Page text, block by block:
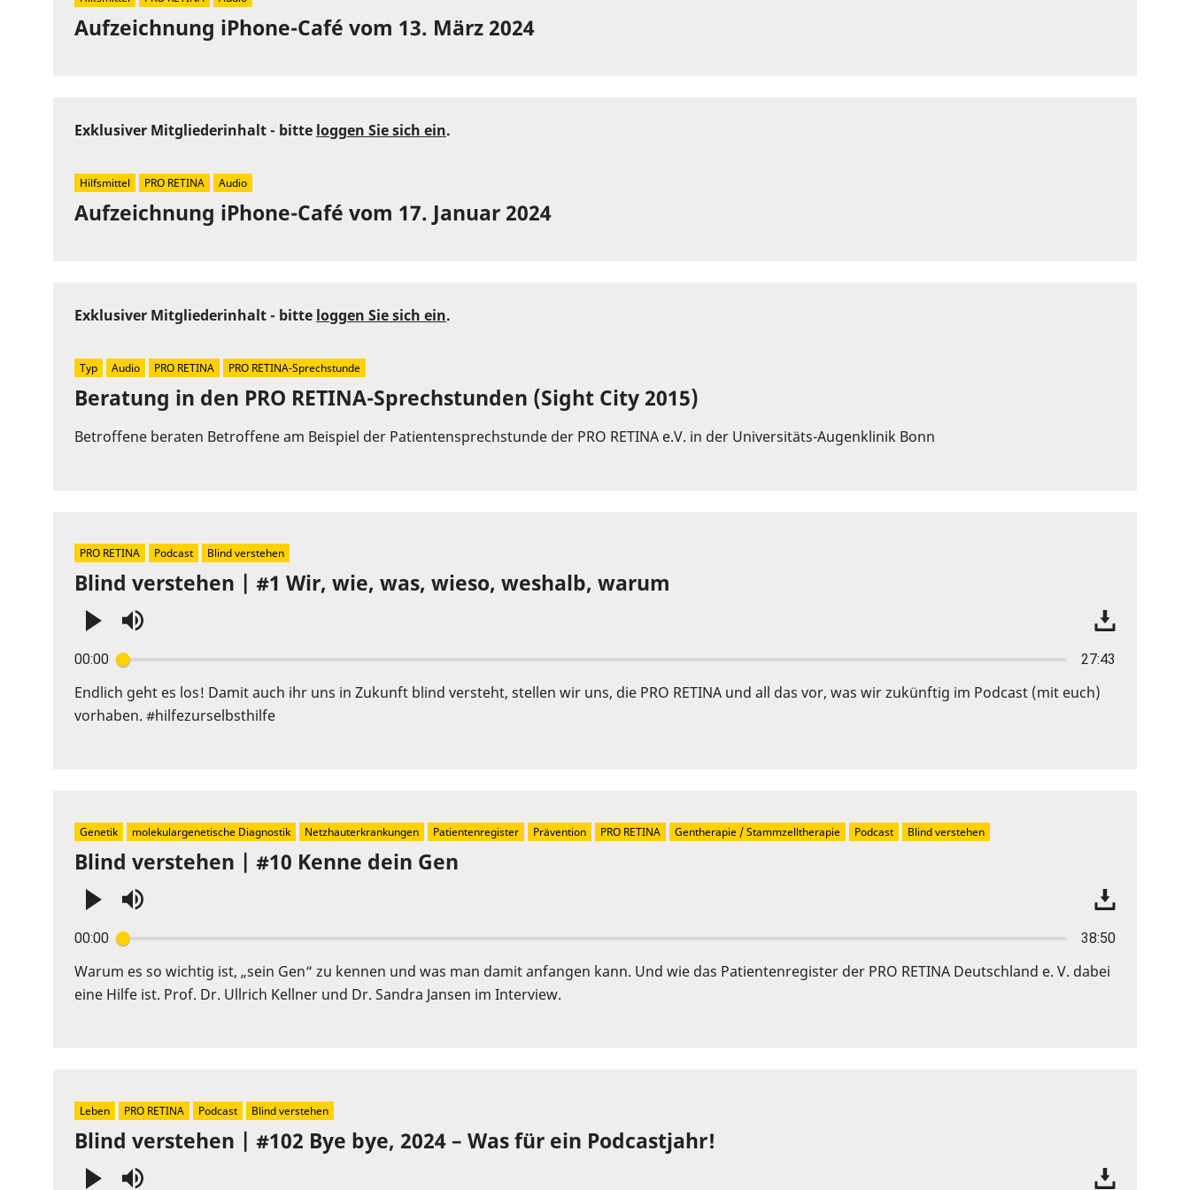
Aufzeichnung iPhone-Café vom 13. März 2024
Aufzeichnung iPhone-Café vom 17. Januar 2024
Exklusiver Mitgliederinhalt - bitte loggen Sie sich ein.
Hilfsmittel PRO RETINA Audio
Beratung in den PRO RETINA-Sprechstunden (Sight City 2015)
Exklusiver Mitgliederinhalt - bitte loggen Sie sich ein.
Betroffene beraten Betroffene am Beispiel der Patientensprechstunde der PRO RETINA e.V. in der Universitäts-Augenklinik Bonn
Typ Audio PRO RETINA PRO RETINA-Sprechstunde
Blind verstehen | #1 Wir, wie, was, wieso, weshalb, warum
00:00 27:43
Enter
or
Space
Endlich geht es los! Damit auch ihr uns in Zukunft blind versteht, stellen wir uns, die PRO RETINA und all das vor, was wir zukünftig im Podcast (mit euch)
vorhaben. #hilfezurselbsthilfe
PRO RETINA Podcast Blind verstehen
Blind verstehen | #10 Kenne dein Gen
00:00 38:50
Enter
or
Space
Warum es so wichtig ist, „sein Gen“ zu kennen und was man damit anfangen kann. Und wie das Patientenregister der PRO RETINA Deutschland e. V. dabei
eine Hilfe ist. Prof. Dr. Ullrich Kellner und Dr. Sandra Jansen im Interview.
Genetik molekulargenetische Diagnostik Netzhauterkrankungen Patientenregister Prävention PRO RETINA Gentherapie / Stammzelltherapie Podcast Blind verstehen
Blind verstehen | #102 Bye bye, 2024 – Was für ein Podcastjahr!
Leben PRO RETINA Podcast Blind verstehen